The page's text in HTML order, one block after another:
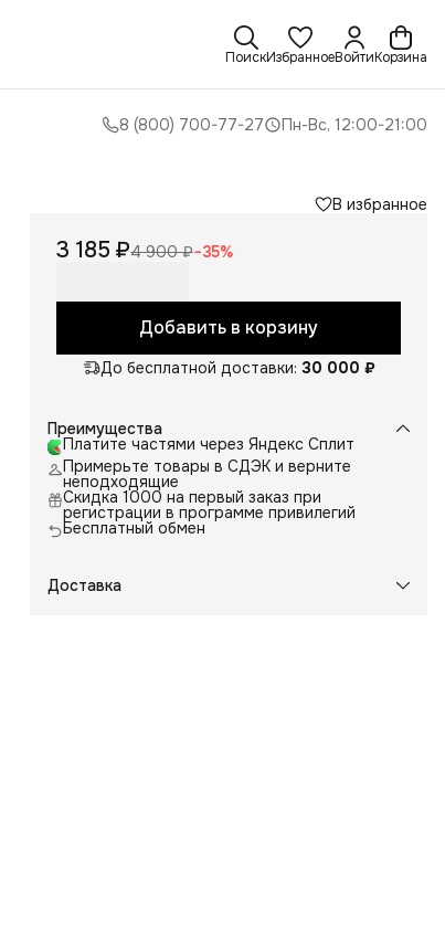
ПоискИзбранноеВойтиКорзина
8 (800) 700-77-27 Пн-Вс, 12:00-21:00
В избранное
3 185 ₽4 900 ₽−35%
Добавить в корзину
До бесплатной доставки: 30 000 ₽
Преимущества
Платите частями через Яндекс Сплит
Примерьте товары в СДЭК и верните
неподходящие
Скидка 1000 на первый заказ при
регистрации в программе привилегий
Бесплатный обмен
Доставка